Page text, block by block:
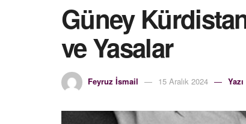
Güney
ve Yasalar
Feyruz İsmail 15 Aralık 2024 Yazı